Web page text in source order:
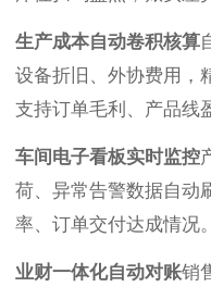
生产成本自动卷积核算
设备折旧、外协费用，
支持订单毛利、产品线
车间电子看板实时监控
荷、异常告警数据自动
率、订单交付达成情况。
业财一体化自动对账销